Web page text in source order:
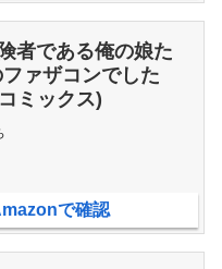
者である俺の娘た
ァザコンでした
ミックス)
で確認